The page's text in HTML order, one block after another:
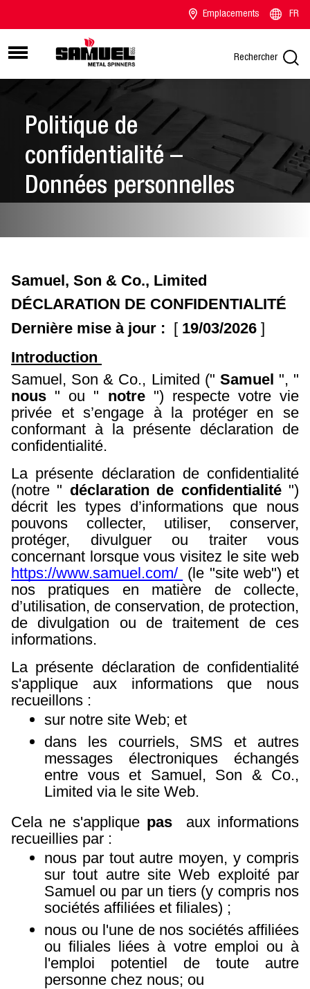
Emplacements FR
Rechercher
Politique de
confidentialité –
Données personnelles
Samuel, Son & Co., Limited
DÉCLARATION DE CONFIDENTIALITÉ
Dernière mise à jour : [ 19/03/2026 ]
Introduction
Samuel, Son & Co., Limited (" Samuel ", "
nous " ou " notre ") respecte votre vie
privée et s’engage à la protéger en se
conformant à la présente déclaration de
confidentialité.
La présente déclaration de confidentialité
(notre " déclaration de confidentialité ")
décrit les types d’informations que nous
pouvons collecter, utiliser, conserver,
protéger, divulguer ou traiter vous
concernant lorsque vous visitez le site web
https://www.samuel.com/ (le "site web") et
nos pratiques en matière de collecte,
d’utilisation, de conservation, de protection,
de divulgation ou de traitement de ces
informations.
La présente déclaration de confidentialité
s'applique aux informations que nous
recueillons :
sur notre site Web; et
dans les courriels, SMS et autres
messages électroniques échangés
entre vous et Samuel, Son & Co.,
Limited via le site Web.
Cela ne s'applique pas
aux informations
recueillies par :
nous par tout autre moyen, y compris
sur tout autre site Web exploité par
Samuel ou par un tiers (y compris nos
sociétés affiliées et filiales) ;
nous ou l'une de nos sociétés affiliées
ou filiales liées à votre emploi ou à
l'emploi potentiel de toute autre
personne chez nous; ou